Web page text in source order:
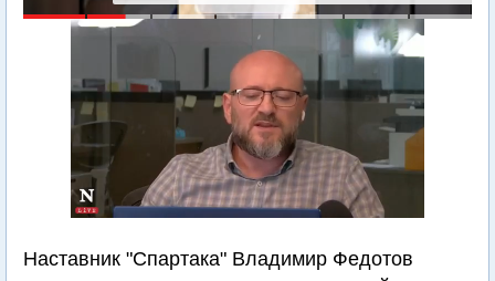
Наставник "Спартака" Владимир Федотов